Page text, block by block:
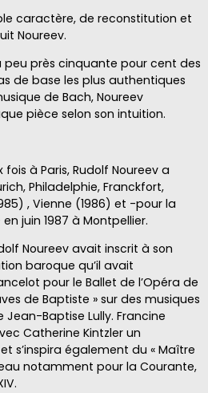
caractère, de reconstitution et
Noureev.
près cinquante pour cent des
de base les plus authentiques
de Bach, Noureev
pièce selon son intuition.
à Paris, Rudolf Noureev a
Philadelphie, Franckfort,
, Vienne (1986) et -pour la
juin 1987 à Montpellier.
Noureev avait inscrit à son
baroque qu’il avait
pour le Ballet de l’Opéra de
de Baptiste » sur des musiques
Baptise Lully. Francine
Catherine Kintzler un
s’inspira également du « Maître
notamment pour la Courante,